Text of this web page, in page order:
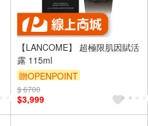
【LANCOME】 超極限肌因賦活
露 115ml
贈OPENPOINT
$ 6700
$3,999